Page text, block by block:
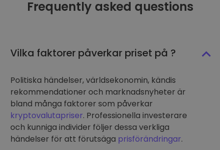
Frequently asked questions
Vilka faktorer påverkar priset på ?
Politiska händelser, världsekonomin, kändis
rekommendationer och marknadsnyheter är
bland många faktorer som påverkar
kryptovalutapriser. Professionella investerare
och kunniga individer följer dessa verkliga
händelser för att förutsäga prisförändringar.